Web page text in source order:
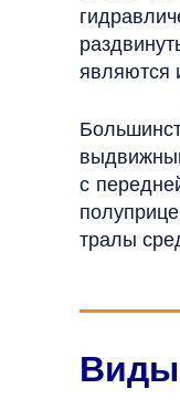
являются
с
тралы
Виды